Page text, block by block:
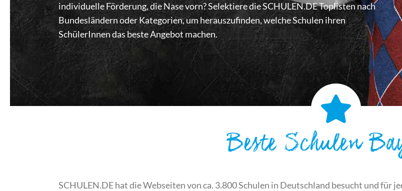
individuelle Förderung, die Nase vorn? Selektiere die SCHULEN.DE Toplisten nach
Bundesländern oder Kategorien, um herauszufinden, welche Schulen ihren
SchülerInnen das beste Angebot machen.
Beste Schulen
SCHULEN.DE hat die Webseiten von ca. 3.800 Schulen in Deutschland besucht und für